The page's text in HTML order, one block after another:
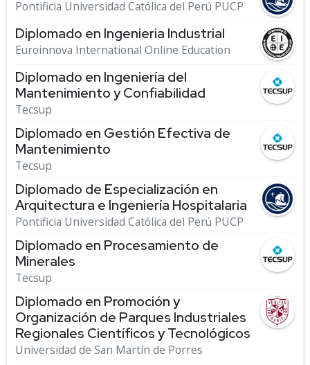
Pontificia Universidad Católica del Perú PUCP
Diplomado en Ingenieria Industrial
Euroinnova International Online Education
Diplomado en Ingeniería del
Mantenimiento y Confiabilidad
Tecsup
Diplomado en Gestión Efectiva de
Mantenimiento
Tecsup
Diplomado de Especialización en
Arquitectura e Ingeniería Hospitalaria
Pontificia Universidad Católica del Perú PUCP
Diplomado en Procesamiento de
Minerales
Tecsup
Diplomado en Promoción y
Organización de Parques Industriales
Regionales Científicos y Tecnológicos
Universidad de San Martín de Porres